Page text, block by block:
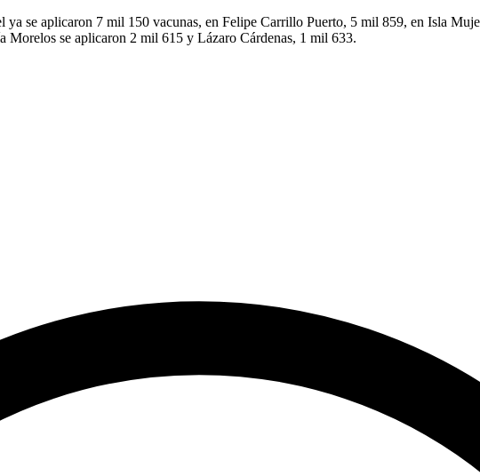
se aplicaron 7 mil 150 vacunas, en Felipe Carrillo Puerto, 5 mil 859, en Isla
Morelos se aplicaron 2 mil 615 y Lázaro Cárdenas, 1 mil 633.